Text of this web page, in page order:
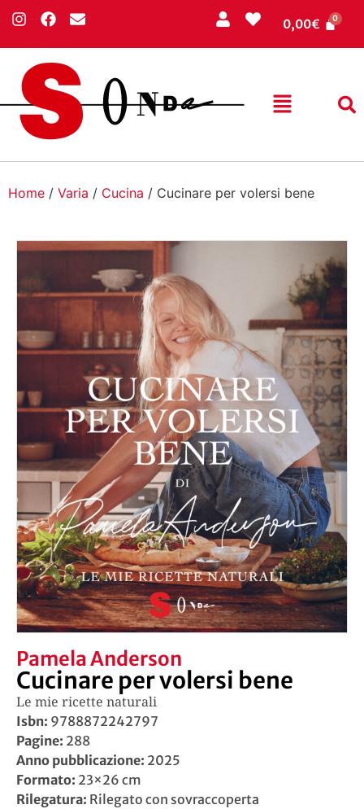
0,00€
Home / Varia / Cucina / Cucinare per volersi bene
Pamela Anderson
Cucinare per volersi bene
Le mie ricette naturali
Isbn: 9788872242797
Pagine: 288
Anno pubblicazione: 2025
Formato: 23×26 cm
Rilegatura: Rilegato con sovraccoperta